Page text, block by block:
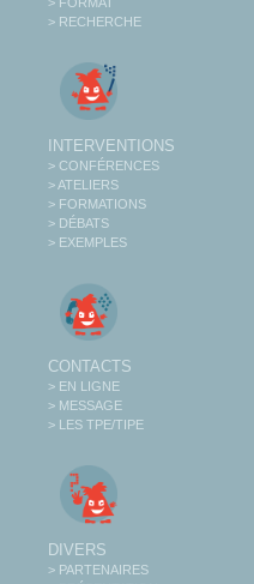
> FORMAT
> RECHERCHE
INTERVENTIONS
> CONFÉRENCES
> ATELIERS
> FORMATIONS
> DÉBATS
> EXEMPLES
CONTACTS
> EN LIGNE
> MESSAGE
> LES TPE/TIPE
DIVERS
> PARTENAIRES